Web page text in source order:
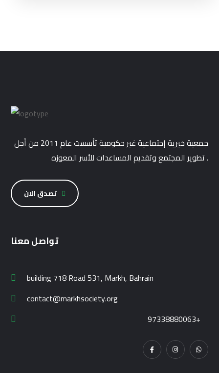
جمعية خيرية إجتماعية غير حكومية تأسست عام 2011 من أجل
تطوير المجتمع وتقديم المساعدات للأسر المعوزه .
تصدق الان
تواصل معنا
building 718 Road 531, Markh, Bahrain
contact@markhsociety.org
97338880063+